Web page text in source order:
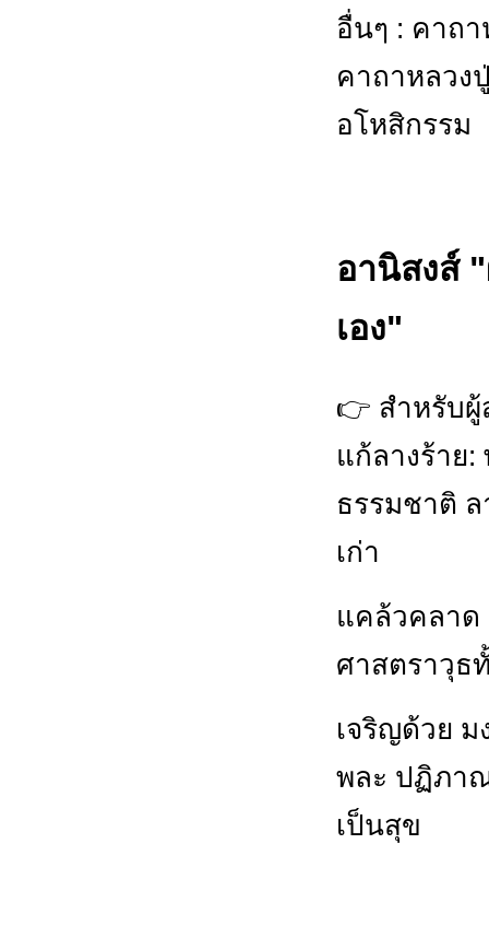
อื่นๆ : คาถ
คาถาหลวง
อโหสิกรรม
อานิสงส์
เอง"
👉 สำหรับผู้
แก้ลางร้าย:
ธรรมชาติ
เก่า
แคล้วคลาด
ศาสตราวุธ
เจริญด้วย ม
พละ ปฏิภาณ
เป็นสุข